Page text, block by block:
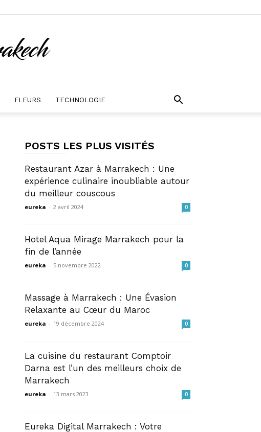
FLEURS TECHNOLOGIE
POSTS LES PLUS VISITÉS
Restaurant Azar à Marrakech : Une
expérience culinaire inoubliable autour
du meilleur couscous
eureka - 2 avril 2024 0
Hotel Aqua Mirage Marrakech pour la
fin de l’année
eureka - 5 novembre 2022 0
Massage à Marrakech : Une Évasion
Relaxante au Cœur du Maroc
eureka - 19 décembre 2024 0
La cuisine du restaurant Comptoir
Darna est l’un des meilleurs choix de
Marrakech
eureka - 13 mars 2023 0
Eureka Digital Marrakech : Votre